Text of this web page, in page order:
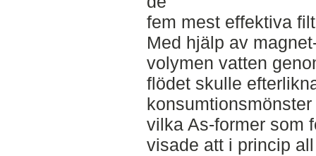
fem mest effektiva
Med hjälp av
volymen vatten
flödet skulle
vilka As-former som
visade att i princip